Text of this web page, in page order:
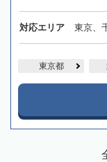
対応エリア 東京、
東京都